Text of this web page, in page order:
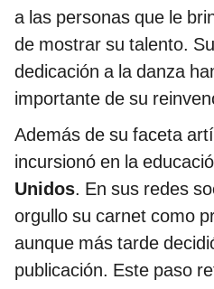
a las personas que le
de mostrar su talento.
dedicación a la danza
importante de su
Además de su faceta
incursionó en la
Unidos. En sus redes
orgullo su carnet como
aunque más tarde
publicación. Este paso